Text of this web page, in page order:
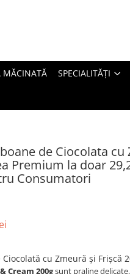
MĂCINATĂ SPECIALITĂȚI
de Ciocolata cu
Premium la doar
Consumatori
Ciocolată cu Zmeură și Frișcă
Cream 200gsunt praline